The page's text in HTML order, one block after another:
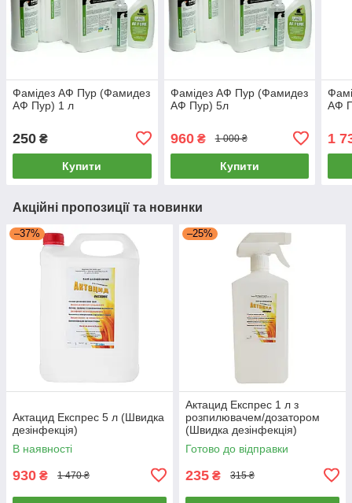
Фамідез АФ Пур (Фамидез
АФ Пур) 1 л
250 ₴
Купити
Фамідез АФ Пур (Фамидез
АФ Пур) 5л
960₴ 1 000 ₴
Купити
АФ
1
Акційні пропозиції та новинки
–37%
Актацид Експрес 5 л (Швидка
дезінфекція)
В наявності
930 ₴ 1 470 ₴
–25%
Актацид Експрес 1 л з
розпилювачем/дозатором
(Швидка дезінфекція)
Готово до відправки
235 ₴ 315 ₴